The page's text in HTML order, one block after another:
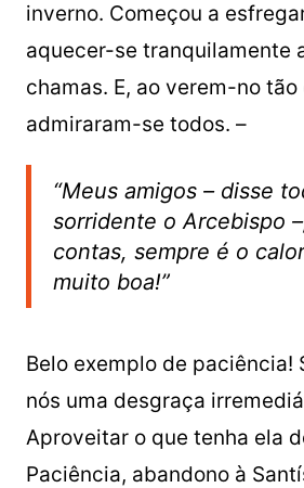
inverno. Começou a
aquecer-se tranquilamente
chamas. E, ao verem-no tão
admiraram-se todos. –
“Meus amigos – disse
sorridente o Arcebispo
contas, sempre é o
muito boa!”
Belo exemplo de paciência!
nós uma desgraça
Aproveitar o que tenha ela
Paciência, abandono à